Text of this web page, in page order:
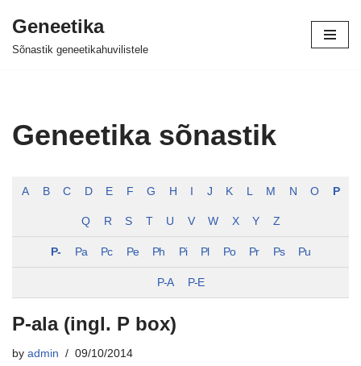
Skip
Geneetika
Sõnastik geneetikahuvilistele
Geneetika sõnastik
A B C D E F G H J K L M N O P
Q R S T U V W X Y Z
P- Pa Pc Pe Ph Pi Pl Po Pr Ps Pu
P-A P-E
P-ala (ingl. P box)
by admin 09/10/2014